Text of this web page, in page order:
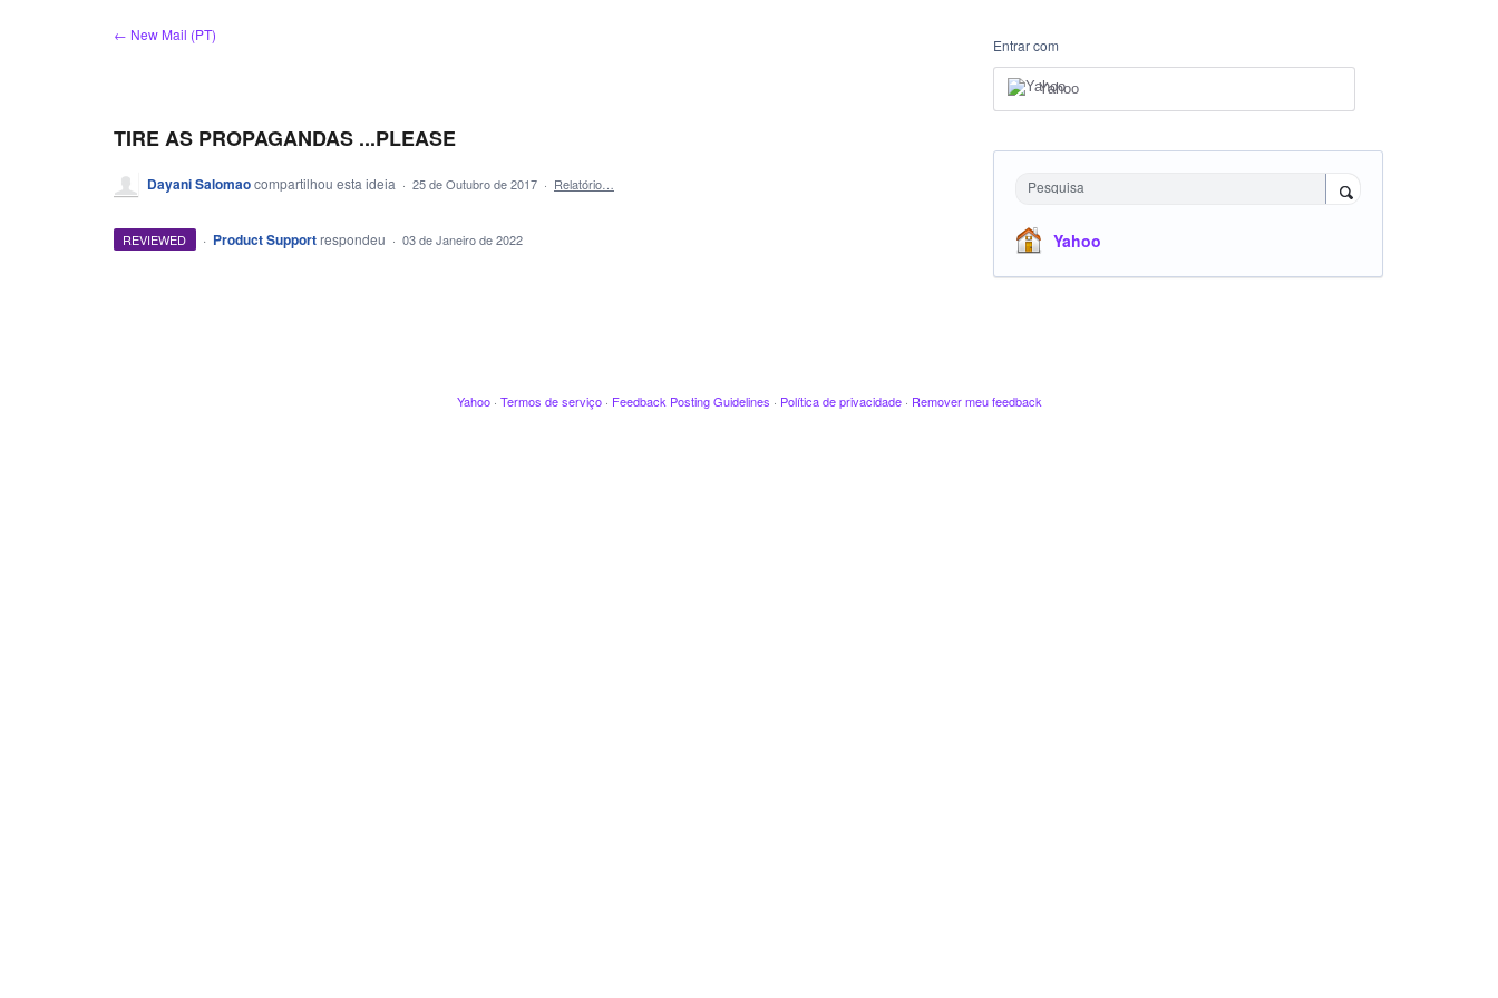
← New Mail (PT)
TIRE AS PROPAGANDAS ...PLEASE
Dayani Salomaocompartilhou esta ideia · 25 de Outubro de 2017 · Relatório…
REVIEWED · Product Support respondeu · 03 de Janeiro de 2022
Entrar com
Yahoo
Pesquisa
Yahoo
Yahoo · Termos de serviço · Feedback Posting Guidelines · Política de privacidade · Remover meu feedback